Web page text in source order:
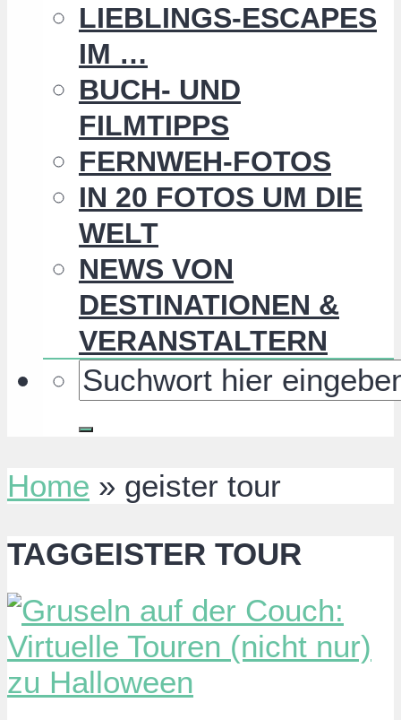
LIEBLINGS-ESCAPES
IM …
BUCH- UND
FILMTIPPS
FERNWEH-FOTOS
IN 20 FOTOS UM DIE
WELT
NEWS VON
DESTINATIONEN &
VERANSTALTERN
Home » geister tour
TAGGEISTER TOUR